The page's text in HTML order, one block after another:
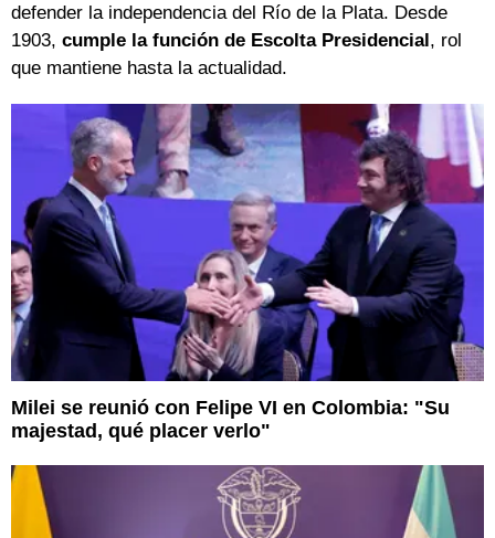
defender la independencia del Río de la Plata. Desde
1903, cumple la función de Escolta Presidencial, rol
que mantiene hasta la actualidad.
Milei se reunió con Felipe VI en Colombia: "Su
majestad, qué placer verlo"